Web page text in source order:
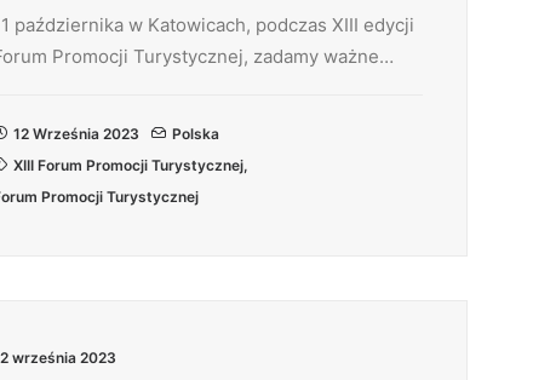
października w Katowicach, podczas XIII edycji
Promocji Turystycznej, zadamy ważne…
12 Września 2023
Polska
XIII Forum Promocji Turystycznej,
Promocji Turystycznej
września 2023